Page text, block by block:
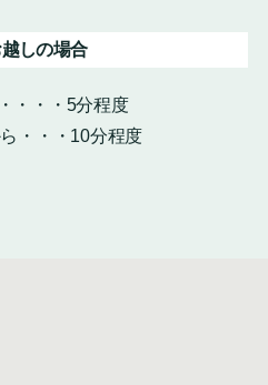
しの場合
・・・5分程度
・・・10分程度